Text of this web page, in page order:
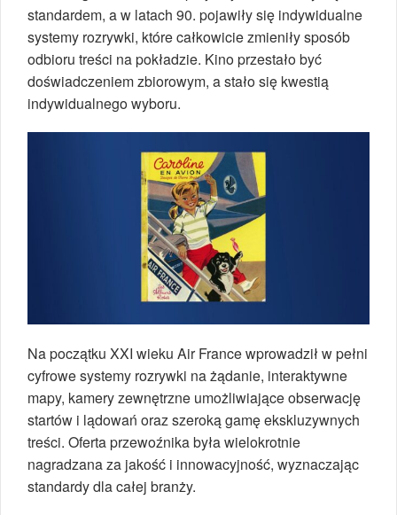
standardem, a w latach 90. pojawiły się indywidualne
systemy rozrywki, które całkowicie zmieniły sposób
odbioru treści na pokładzie. Kino przestało być
doświadczeniem zbiorowym, a stało się kwestią
indywidualnego wyboru.
Na początku XXI wieku Air France wprowadził w pełni
cyfrowe systemy rozrywki na żądanie, interaktywne
mapy, kamery zewnętrzne umożliwiające obserwację
startów i lądowań oraz szeroką gamę ekskluzywnych
treści. Oferta przewoźnika była wielokrotnie
nagradzana za jakość i innowacyjność, wyznaczając
standardy dla całej branży.